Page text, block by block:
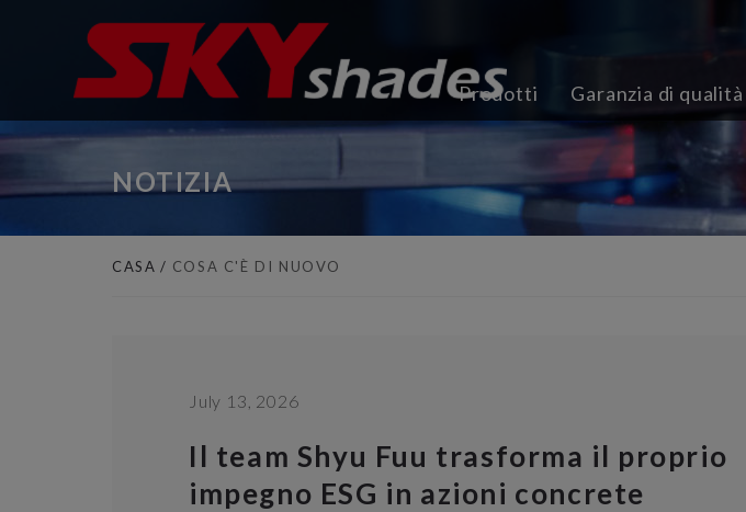
Prodotti Garanzia di qualità
NOTIZIA
CASA COSA C'È DI NUOVO
July 13, 2026
Il team Shyu Fuu trasforma il proprio
impegno ESG in azioni concrete